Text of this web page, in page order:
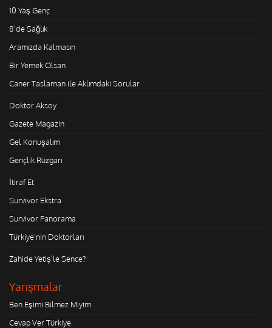
10 Yaş Genç
8'de Sağlık
Aramızda Kalmasın
Bir Yemek Olsan
Caner Taslaman ile Aklımdaki Sorular
Doktor Aksoy
Gazete Magazin
Gel Konuşalım
Gençlik Rüzgarı
İtiraf Et
Survivor Ekstra
Survivor Panorama
Türkiye'nin Doktorları
Zahide Yetiş'le Sence?
Yarışmalar
Ben Eşimi Bilmez Miyim
Cevap Ver Türkiye